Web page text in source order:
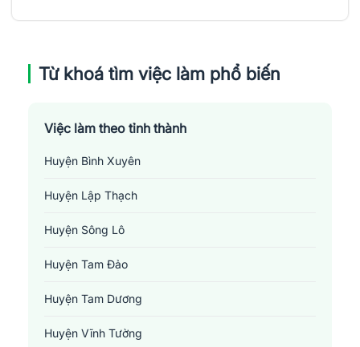
Từ khoá tìm việc làm phổ biến
Việc làm theo tỉnh thành
Huyện Bình Xuyên
Huyện Lập Thạch
Huyện Sông Lô
Huyện Tam Đảo
Huyện Tam Dương
Huyện Vĩnh Tường